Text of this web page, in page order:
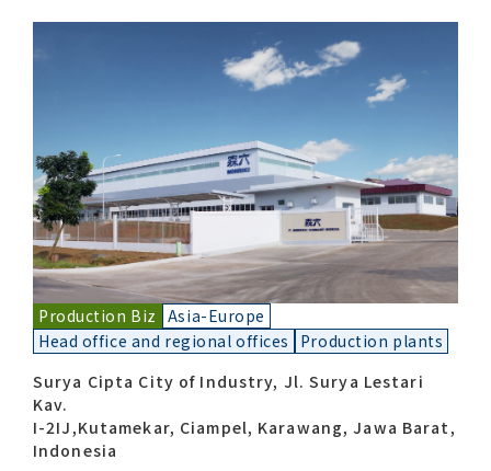
Investors
Global Network
Contact list
Production Biz Asia-Europe
Head office and regional offices
Production plants
Surya Cipta City of Industry, Jl. Surya Lestari
Kav.
I-2IJ,Kutamekar, Ciampel, Karawang, Jawa Barat,
Indonesia